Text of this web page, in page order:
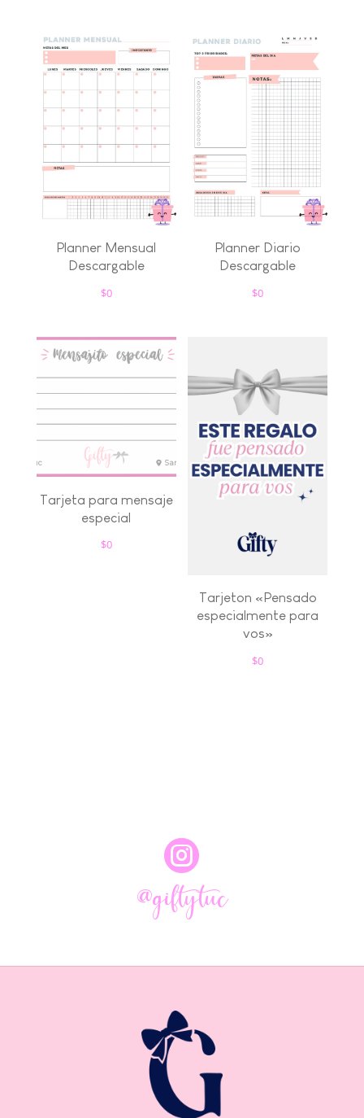
Planner Mensual
Descargable
$0
Planner Diario
Descargable
$0
Tarjeta para mensaje
especial
$0
Tarjeton «Pensado
especialmente para
vos»
$0

@giftytuc